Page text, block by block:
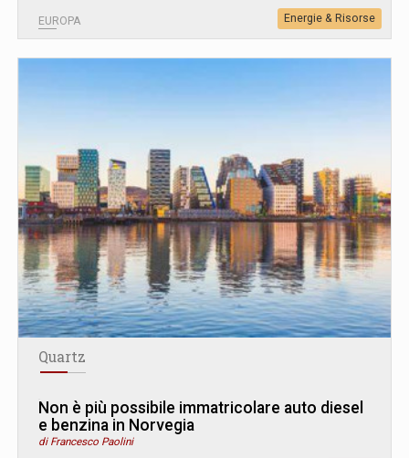
EUROPA Energie & Risorse
Quartz
Non è più possibile immatricolare auto diesel
e benzina in Norvegia
di Francesco Paolini